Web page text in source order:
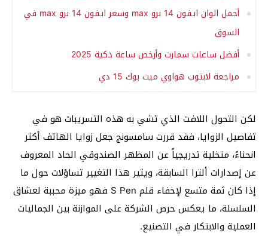
أجمل الوان ايفون 14 برو max وسعر ايفون 14 برو max في
السوق
أفضل ساعات سمارت وأرخص ساعة ذكية 2025
مراجعة لابتوب هواوي ميت بوك 15 دي
لكن التحول اللافت الذي تشي به هذه التسريبات هو في
تفاصيل الزوايا، فقد قررت سامسونج جعل زوايا الهاتف أكثر
انحناءً، متخلية تدريجياً عن المظهر الصندوقي الحاد المعروف
عن إصدارات ألترا السابقة، ويثير هذا التغيير تساؤلات حول ما
إذا كان ثمة متسع لإخفاء قلم S Pen فهو ميزة محببة لعشاق
السلسلة، ما يعكس حرص الشركة على الموازنة بين الجماليات
العملية والابتكار في التصنيع.